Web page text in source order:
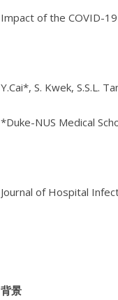
Impact of the COVID-
Y.Cai*, S. Kwek, S.S.L.
*Duke-NUS Medical
Journal of Hospital
背景